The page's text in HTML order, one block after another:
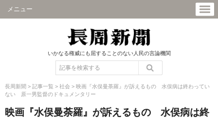
メニュー
いかなる権威にも屈することのない人民の言論機関
長周新聞 > 記事一覧 > 社会 > 映画『水俣曼荼羅』が訴えるもの 水俣病は終わってい
ない 原一男監督のドキュメンタリー
映画『水俣曼荼羅』が訴えるもの 水俣病は終